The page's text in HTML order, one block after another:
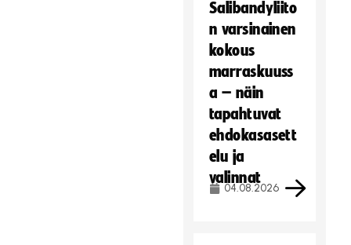
Salibandyliito
n varsinainen
kokous
marraskuuss
a – näin
tapahtuvat
ehdokasasett
elu ja
valinnat
04.08.2026